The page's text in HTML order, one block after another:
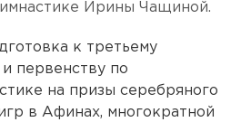
Ирины Чащиной.
к третьему
первенству по
на призы серебряного
в Афинах, многократной